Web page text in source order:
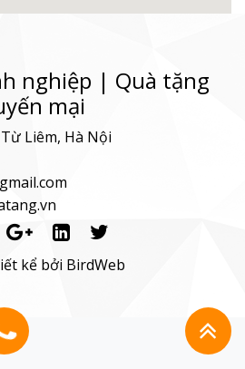
nghiệp | Quà tặng
mại
Liêm, Hà Nội
kể bởi BirdWeb